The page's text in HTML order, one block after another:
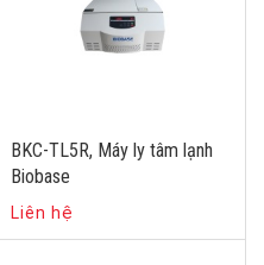
BKC-TL5R, Máy ly tâm lạnh
Biobase
Liên hệ